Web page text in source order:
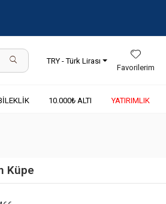
TRY - Türk Lirası
Favorilerim
10.000₺ ALTI YATIRIMLIK
Küpe